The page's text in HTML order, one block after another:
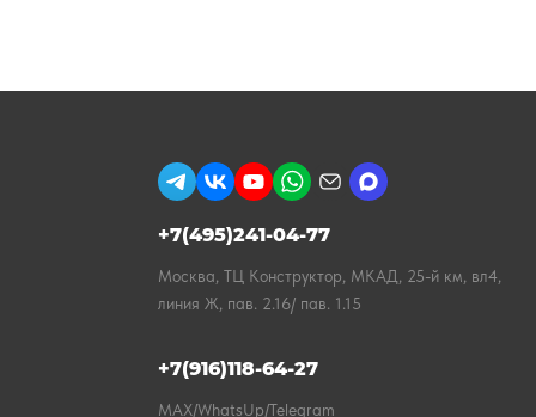
+7(495)241-04-77
Москва, ТЦ Конструктор, МКАД, 25-й км, вл4,
линия Ж, пав. 2.16/ пав. 1.15
+7(916)118-64-27
MAX/WhatsUp/Telegram